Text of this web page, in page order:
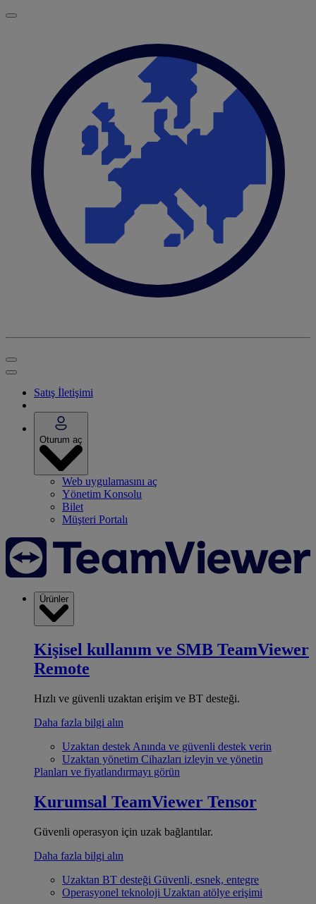
Satış İletişimi
Oturum aç
Web uygulamasını aç
Yönetim Konsolu
Bilet
Müşteri Portalı
Ürünler
Kişisel kullanım ve SMB TeamViewer
Remote
Hızlı ve güvenli uzaktan erişim ve BT desteği.
Daha fazla bilgi alın
Uzaktan destek Anında ve güvenli destek verin
Uzaktan yönetim Cihazları izleyin ve yönetin
Planları ve fiyatlandırmayı görün
Kurumsal TeamViewer Tensor
Güvenli operasyon için uzak bağlantılar.
Daha fazla bilgi alın
Uzaktan BT desteği Güvenli, esnek, entegre
Operasyonel teknoloji Uzaktan atölye erişimi